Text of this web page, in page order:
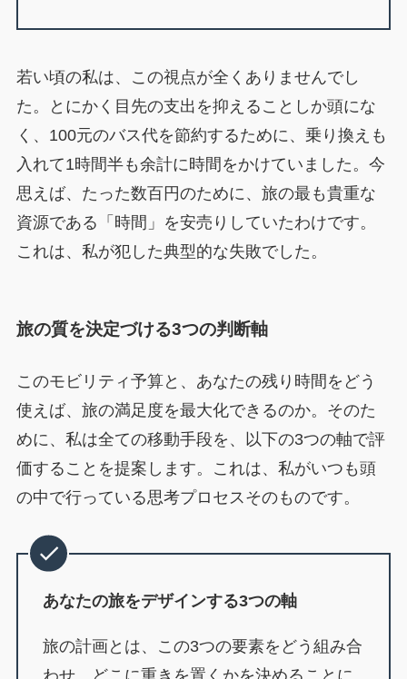
若い頃の私は、この視点が全くありませんでし
た。とにかく目先の支出を抑えることしか頭にな
く、100元のバス代を節約するために、乗り換えも
入れて1時間半も余計に時間をかけていました。今
思えば、たった数百円のために、旅の最も貴重な
資源である「時間」を安売りしていたわけです。
これは、私が犯した典型的な失敗でした。
旅の質を決定づける3つの判断軸
このモビリティ予算と、あなたの残り時間をどう
使えば、旅の満足度を最大化できるのか。そのた
めに、私は全ての移動手段を、以下の3つの軸で評
価することを提案します。これは、私がいつも頭
の中で行っている思考プロセスそのものです。
あなたの旅をデザインする3つの軸
旅の計画とは、この3つの要素をどう組み合